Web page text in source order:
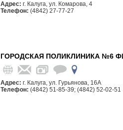
Адрес: г. Калуга, ул. Комарова, 4
Телефон: (4842) 27-77-27
ГОРОДСКАЯ ПОЛИКЛИНИКА №6
Адрес: г. Калуга, ул. Гурьянова, 16А
Телефон: (4842) 51-85-39; (4842) 52-02-51